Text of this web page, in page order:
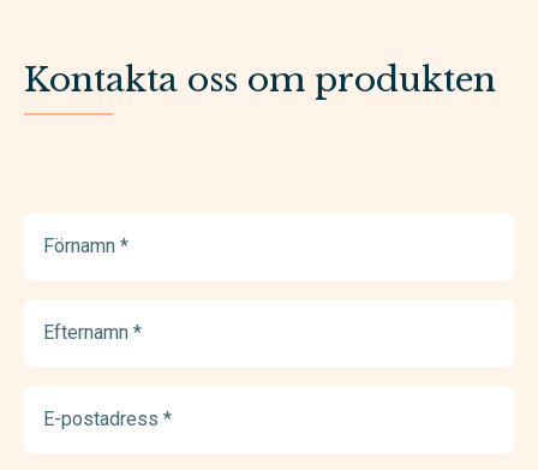
Kontakta oss om produkten
(Required)
(Required)
postadress